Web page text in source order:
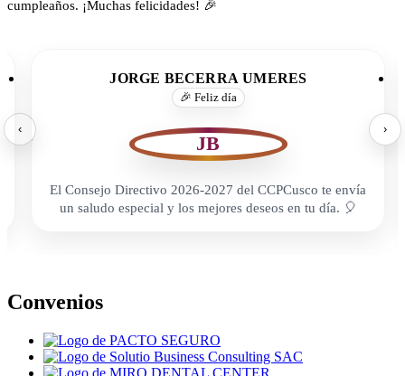
cumpleaños. ¡Muchas felicidades! 🎉
‹
JORGE BECERRA UMERES
🎉 Feliz día
JB
El Consejo Directivo 2026-2027 del CCPCusco te envía
un saludo especial y los mejores deseos en tu día. 🎈
›
Convenios